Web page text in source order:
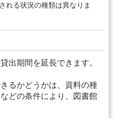
れる状況の種類は異なりま
出期間を延長できます。
るかどうかは、資料の種
どの条件により、図書館